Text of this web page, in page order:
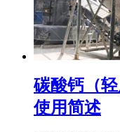
碳酸钙（
使用简述